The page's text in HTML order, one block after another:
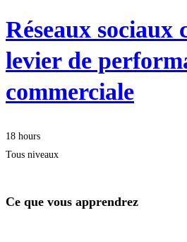
Réseaux sociaux
levier de
commerciale
18 hours
Tous niveaux
Ce que vous apprendrez